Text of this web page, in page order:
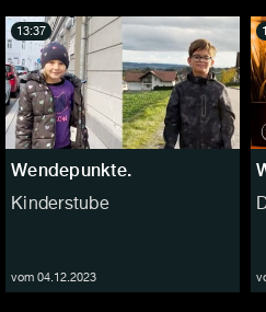
Wendepunkte.
Kinderstube
vom 04.12.2023
13:37